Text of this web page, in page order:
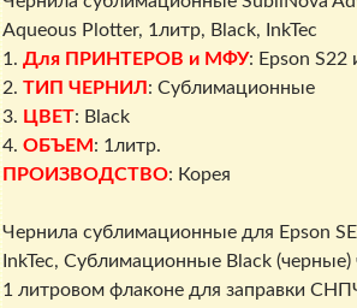
Aqueous Plotter, 1литр, Black, InkTec
1. Для ПРИНТЕРОВ и МФУ: Epson S22
2. ТИП ЧЕРНИЛ : Сублимационные
3. ЦВЕТ: Black
4. ОБЪЕМ : 1литр.
ПРОИЗВОДСТВО: Корея
Чернила сублимационные для Epson
InkTec, Сублимационные Black (черные)
1 литровом флаконе для заправки